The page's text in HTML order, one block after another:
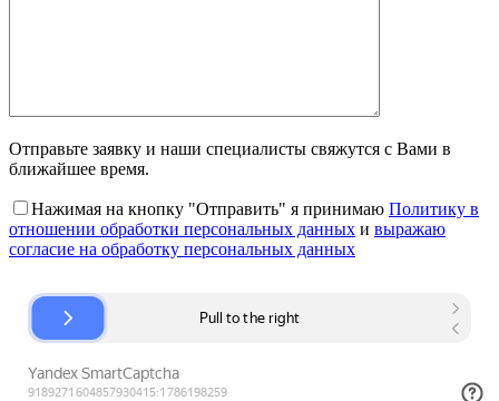
Отправьте заявку и наши специалисты свяжутся с Вами в
ближайшее время.
Нажимая на кнопку "Отправить" я принимаю Политику в
отношении обработки персональных данных и выражаю
согласие на обработку персональных данных